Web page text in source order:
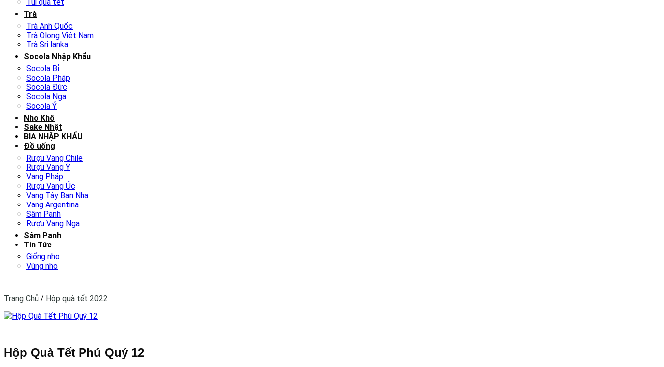
Túi quà tết
Trà
Trà Anh Quốc
Trà Olong Viêt Nam
Trà Sri lanka
Socola Nhập Khẩu
Socola Bỉ
Socola Pháp
Socola Đức
Socola Nga
Socola Ý
Nho Khô
Sake Nhật
BIA NHẬP KHẨU
Đồ uống
Rượu Vang Chile
Rượu Vang Ý
Vang Pháp
Rượu Vang Úc
Vang Tây Ban Nha
Vang Argentina
Sâm Panh
Rượu Vang Nga
Sâm Panh
Tin Tức
Giống nho
Vùng nho
Trang Chủ / Hộp quà tết 2022
Hộp Quà Tết Phú Quý 12